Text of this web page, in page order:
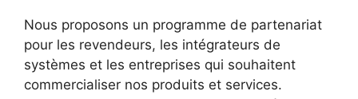
Nous proposons un programme de partenariat
pour les revendeurs, les intégrateurs de
systèmes et les entreprises qui souhaitent
commercialiser nos produits et services.